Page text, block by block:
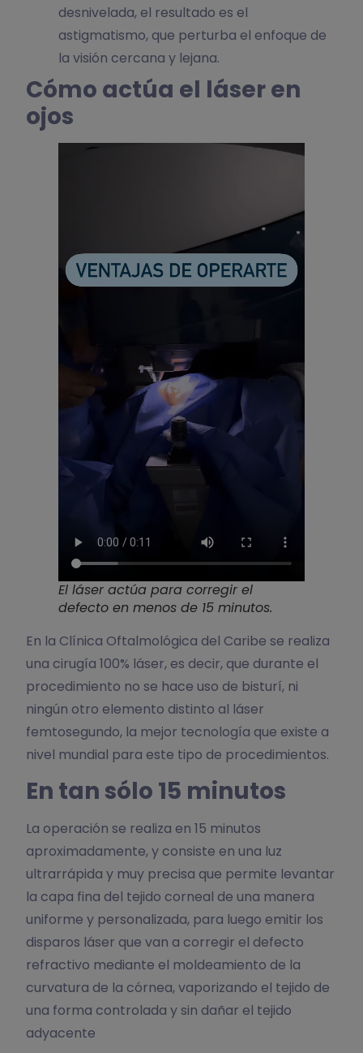
desnivelada, el resultado es el
astigmatismo, que perturba el enfoque de
la visión cercana y lejana.
Cómo actúa el láser en
ojos
El láser actúa para corregir el
defecto en menos de 15 minutos.
En la Clínica Oftalmológica del Caribe se realiza
una cirugía 100% láser, es decir, que durante el
procedimiento no se hace uso de bisturí, ni
ningún otro elemento distinto al láser
femtosegundo, la mejor tecnología que existe a
nivel mundial para este tipo de procedimientos.
En tan sólo 15 minutos
La operación se realiza en 15 minutos
aproximadamente, y consiste en una luz
ultrarrápida y muy precisa que permite levantar
la capa fina del tejido corneal de una manera
uniforme y personalizada, para luego emitir los
disparos láser que van a corregir el defecto
refractivo mediante el moldeamiento de la
curvatura de la córnea, vaporizando el tejido de
una forma controlada y sin dañar el tejido
adyacente